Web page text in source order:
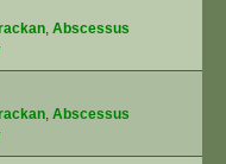
, Abscessus
, Abscessus